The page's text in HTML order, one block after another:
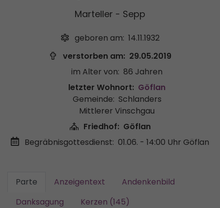
Marteller - Sepp
geboren am: 14.11.1932
verstorben am: 29.05.2019
im Alter von: 86 Jahren
letzter Wohnort: Göflan
Gemeinde: Schlanders
Mittlerer Vinschgau
Friedhof: Göflan
Begräbnisgottesdienst: 01.06. - 14:00 Uhr Göflan
Parte Anzeigentext
Andenkenbild
Danksagung
Kerzen (145)